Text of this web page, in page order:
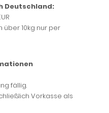
Deutschland:
über 10kg nur per
fällig.
Vorkasse als